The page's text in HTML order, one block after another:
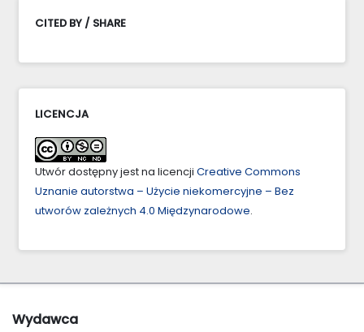
CITED BY / SHARE
LICENCJA
Utwór dostępny jest na licencji Creative Commons
Uznanie autorstwa – Użycie niekomercyjne – Bez
utworów zależnych 4.0 Międzynarodowe.
Wydawca